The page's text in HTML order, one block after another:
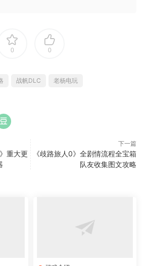
0 0
战帆DLC
老杨电玩
重大更
下一篇
《歧路旅人0》全剧情流程全宝箱
队友收集图文攻略